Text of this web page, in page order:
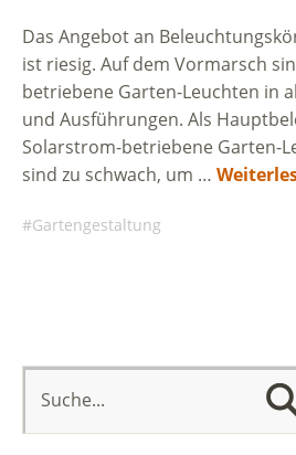
Das Angebot an
ist riesig. Auf dem Vormarsch
betriebene Garten-Leuchten in
und Ausführungen. Als
Solarstrom-betriebene Garten-
sind zu schwach, um …
Gartengestaltung